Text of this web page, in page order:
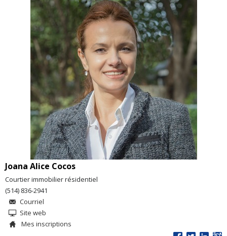
Joana Alice Cocos
Courtier immobilier résidentiel
(514) 836-2941
Courriel
Site web
Mes inscriptions